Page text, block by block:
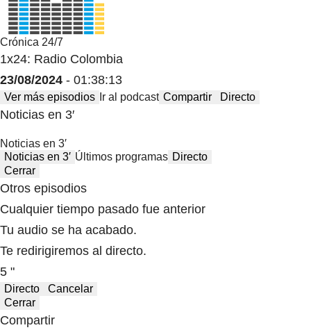
Crónica 24/7
1x24: Radio Colombia
23/08/2024 - 01:38:13
Ver más episodios Ir al podcast Compartir Directo
Noticias en 3′
Noticias en 3′
Noticias en 3′ Últimos programas Directo
Cerrar
Otros episodios
Cualquier tiempo pasado fue anterior
Tu audio se ha acabado.
Te redirigiremos al directo.
5 "
Directo
Cancelar
Cerrar
Compartir